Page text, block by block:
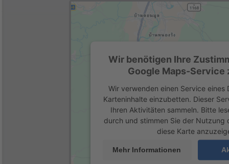
Wir benötigen Ihre
Google Maps-Service
Wir verwenden einen Service eines
Karteninhalte einzubetten. Dieser
Ihren Aktivitäten sammeln. Bitte
durch und stimmen Sie der Nutzung
diese Karte
Mehr Informationen